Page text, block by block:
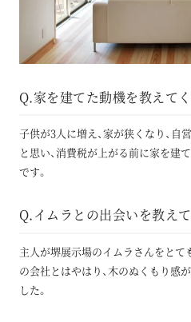
Q.家を建てた動機を教えてく
子供が3人に増え、家が狭くなり、
と思い、消費税が上がる前に家を建
です。
Q.イムラとの出会いを教えて
主人が堺展示場のイムラさんをとて
の会社とはやはり、木のぬくもり感
した。